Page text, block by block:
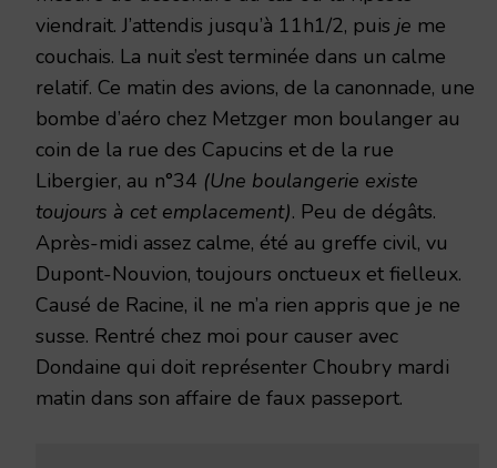
viendrait. J’attendis jusqu’à 11h1/2, puis je me
couchais. La nuit s’est terminée dans un calme
relatif. Ce matin des avions, de la canonnade, une
bombe d’aéro chez Metzger mon boulanger au
coin de la rue des Capucins et de la rue
Libergier, au n°34 (Une boulangerie existe
toujours à cet emplacement). Peu de dégâts.
Après-midi assez calme, été au greffe civil, vu
Dupont-Nouvion, toujours onctueux et fielleux.
Causé de Racine, il ne m’a rien appris que je ne
susse. Rentré chez moi pour causer avec
Dondaine qui doit représenter Choubry mardi
matin dans son affaire de faux passeport.